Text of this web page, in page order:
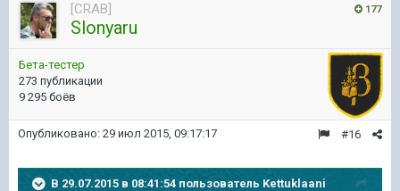
177
[CRAB]
Slonyaru
Бета-тестер
273 публикации
9 295 боёв
#16
Опубликовано: 29 июл 2015, 09:17:17
В 29.07.2015 в 08:41:54 пользователь Kettuklaani